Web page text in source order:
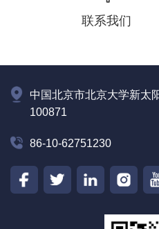
联系我们
中国北京市北京大学新太
100871
86-10-62751230